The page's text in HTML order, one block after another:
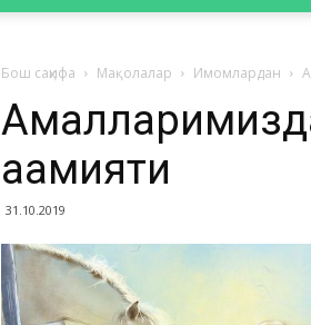
Бош саҳифа Мақолалар Имомлардан
аҳамияти
31.10.2019